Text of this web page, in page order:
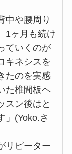
中や腰周り
1ヶ月も続け
ていくのが
キネシスを
たのを実感
た椎間板ヘ
スン後はと
」(Yoko.さ
リピーター